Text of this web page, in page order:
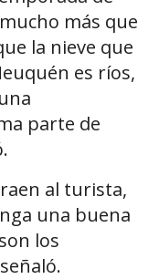
más que
la nieve que
es ríos,
parte de
al turista,
una buena
los